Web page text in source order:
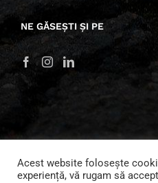
NE GĂSEȘTI ȘI PE
© 2022 Fundația
Acest website folosește
experiență, vă rugam să